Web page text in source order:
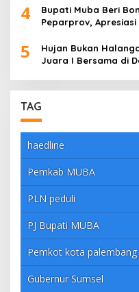
4
Bupati Muba Beri
Peparprov,
5
Hujan Bukan
Juara I Bersama di
TAG
haedline
Pemkab MUBA
PLN peduli
PJ Bupati MUBA
Pemkot kota palembang
Gubernur Sumsel